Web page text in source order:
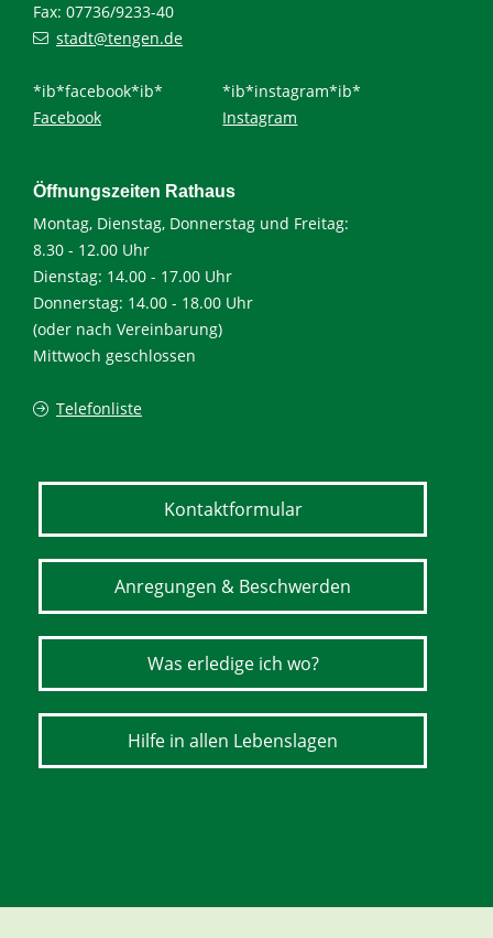
Fax: 07736/9233-40
stadt@tengen.de
*ib*facebook*ib*
Facebook
*ib*instagram*ib*
Instagram
Öffnungszeiten Rathaus
Montag, Dienstag, Donnerstag und Freitag:
8.30 - 12.00 Uhr
Dienstag: 14.00 - 17.00 Uhr
Donnerstag: 14.00 - 18.00 Uhr
(oder nach Vereinbarung)
Mittwoch geschlossen
Telefonliste
Kontaktformular
Anregungen & Beschwerden
Was erledige ich wo?
Hilfe in allen Lebenslagen